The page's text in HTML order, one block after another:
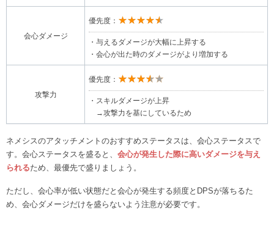
会心ダメージ
優先度： ★★★★★
・与えるダメージが大幅に上昇する
・会心が出た時のダメージがより増加する
攻撃力
優先度： ★★★★★
・スキルダメージが上昇
→攻撃力を基にしているため
ネメシスのアタッチメントのおすすめステータスは、会心ステータスで
す。会心ステータスを盛ると、 会心が発生した際に高いダメージを与え
られるため、最優先で盛りましょう。
ただし、会心率が低い状態だと会心が発生する頻度とDPSが落ちるた
め、会心ダメージだけを盛らないよう注意が必要です。